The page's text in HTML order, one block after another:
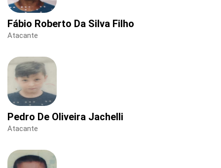
Fábio Roberto Da Silva Filho
Atacante
Pedro De Oliveira Jachelli
Atacante